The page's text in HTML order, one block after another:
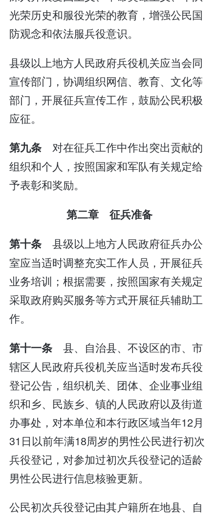
光荣历史和服役光荣的教育，增强公民国
防观念和依法服兵役意识。
县级以上地方人民政府兵役机关应当会同
宣传部门，协调组织网信、教育、文化等
部门，开展征兵宣传工作，鼓励公民积极
应征。
第九条 对在征兵工作中作出突出贡献的
组织和个人，按照国家和军队有关规定给
予表彰和奖励。
第二章 征兵准备
第十条 县级以上地方人民政府征兵办公
室应当适时调整充实工作人员，开展征兵
业务培训；根据需要，按照国家有关规定
采取政府购买服务等方式开展征兵辅助工
作。
第十一条 县、自治县、不设区的市、市
辖区人民政府兵役机关应当适时发布兵役
登记公告，组织机关、团体、企业事业组
织和乡、民族乡、镇的人民政府以及街道
办事处，对本单位和本行政区域当年12月
31日以前年满18周岁的男性公民进行初次
兵役登记，对参加过初次兵役登记的适龄
男性公民进行信息核验更新。
公民初次兵役登记由其户籍所在地县、自